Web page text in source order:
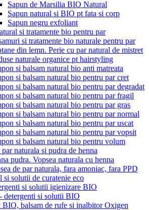
Sapun de Marsilia BIO Natural
Sapun natural si BIO pt fata si corp
Sapun negru exfoliant
si tratamente bio pentru par
si tratamente bio naturale pentru par
din lemn. Perie cu par natural de mistret
naturale organice pt hairstyling
si balsam natural bio anti matreata
si balsam natural bio pentru par cret
si balsam natural bio pentru par degradat
si balsam natural bio pentru par fragil
si balsam natural bio pentru par gras
si balsam natural bio pentru par normal
si balsam natural bio pentru par uscat
si balsam natural bio pentru par vopsit
si balsam natural bio pentru volum
par naturala si pudra de henna
pudra. Vopsea naturala cu henna
de par naturala, fara amoniac, fara PPD
si solutii de curatenie eco
si solutii igienizare BIO
detergenti si solutii BIO
BIO, balsam de rufe si inalbitor Oxigen